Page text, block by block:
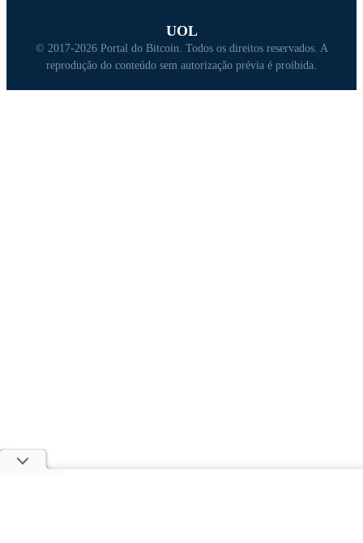
UOL
© 2017-2026 Portal do Bitcoin. Todos os direitos reservados. A
reprodução do conteúdo sem autorização prévia é proibida.